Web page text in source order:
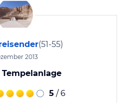
(51-55)
2013
5 / 6